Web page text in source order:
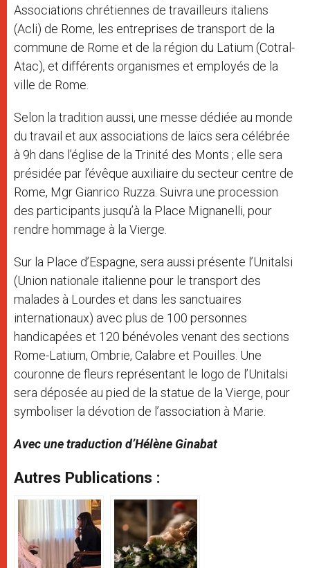
Associations chrétiennes de travailleurs italiens
(Acli) de Rome, les entreprises de transport de la
commune de Rome et de la région du Latium (Cotral-
Atac), et différents organismes et employés de la
ville de Rome.
Selon la tradition aussi, une messe dédiée au monde
du travail et aux associations de laïcs sera célébrée
à 9h dans l’église de la Trinité des Monts ; elle sera
présidée par l’évêque auxiliaire du secteur centre de
Rome, Mgr Gianrico Ruzza. Suivra une procession
des participants jusqu’à la Place Mignanelli, pour
rendre hommage à la Vierge.
Sur la Place d’Espagne, sera aussi présente l’Unitalsi
(Union nationale italienne pour le transport des
malades à Lourdes et dans les sanctuaires
internationaux) avec plus de 100 personnes
handicapées et 120 bénévoles venant des sections
Rome-Latium, Ombrie, Calabre et Pouilles. Une
couronne de fleurs représentant le logo de l’Unitalsi
sera déposée au pied de la statue de la Vierge, pour
symboliser la dévotion de l’association à Marie.
Avec une traduction d’Hélène Ginabat
Autres Publications :